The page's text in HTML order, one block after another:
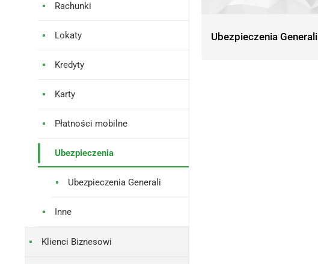
Rachunki
Lokaty
Kredyty
Karty
Płatności mobilne
Ubezpieczenia
Ubezpieczenia Generali
Inne
Klienci Biznesowi
Ubezpieczenia Generali